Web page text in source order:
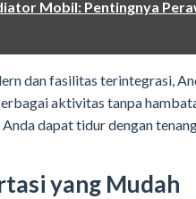
Mobil: Pentingnya
dan fasilitas terintegrasi,
aktivitas tanpa
dapat tidur dengan
yang Mudah